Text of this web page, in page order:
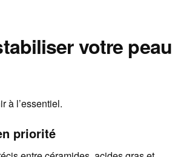
votre peau
à l’essentiel.
priorité